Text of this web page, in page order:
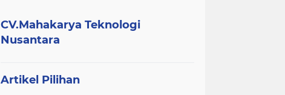
CV.Mahakarya Teknologi
Nusantara
Artikel Pilihan